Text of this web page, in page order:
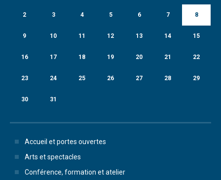
2 3 4 5 6 7 8
9 10 11 12 13 14 15
16 17 18 19 20 21 22
23 24 25 26 27 28 29
30 31
Accueil et portes ouvertes
Arts et spectacles
Conférence, formation et atelier